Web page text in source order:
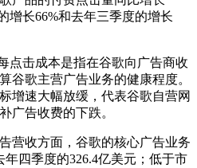
增长66%和去年三季度的增长
击成本是指在谷歌向广告商收
谷歌主营广告业务的健康程度。
增速大幅放缓，代表谷歌自营网
广告收费的下跌。
收方面，谷歌的核心广告业务
年四季度的326.4亿美元；低于市